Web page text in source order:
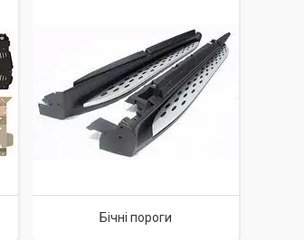
Бічні пороги